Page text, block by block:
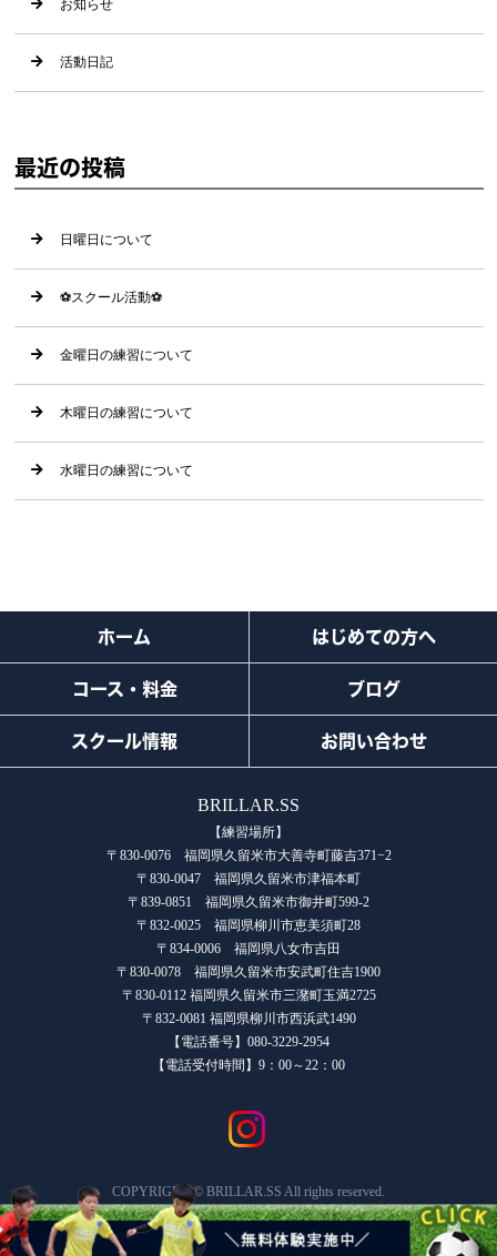
お知らせ
活動日記
最近の投稿
日曜日について
⚽️スクール活動⚽️
金曜日の練習について
木曜日の練習について
水曜日の練習について
ホーム はじめての方へ
コース・料金 ブログ
スクール情報 お問い合わせ
BRILLAR.SS
【練習場所】
〒830-0076 福岡県久留米市大善寺町藤吉371−2
〒830-0047 福岡県久留米市津福本町
〒839-0851 福岡県久留米市御井町599-2
〒832-0025 福岡県柳川市恵美須町28
〒834-0006 福岡県八女市吉田
〒830-0078 福岡県久留米市安武町住吉1900
〒830-0112 福岡県久留米市三潴町玉満2725
〒832-0081 福岡県柳川市西浜武1490
【電話番号】080-3229-2954
【電話受付時間】9：00～22：00
COPYRIGHT © BRILLAR.SS All rights reserved.